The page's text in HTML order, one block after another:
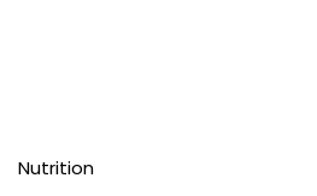
Nutrition